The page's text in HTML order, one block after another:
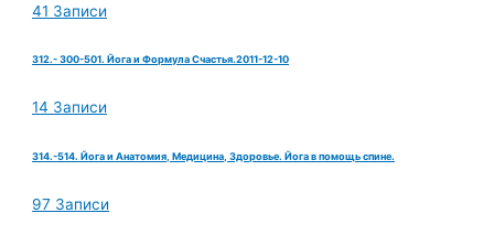
41 Записи
312.- 300-501. Йога и Формула Счастья.2011-12-10
14 Записи
314.-514. Йога и Анатомия, Медицина, Здоровье. Йога в помощь спине.
97 Записи